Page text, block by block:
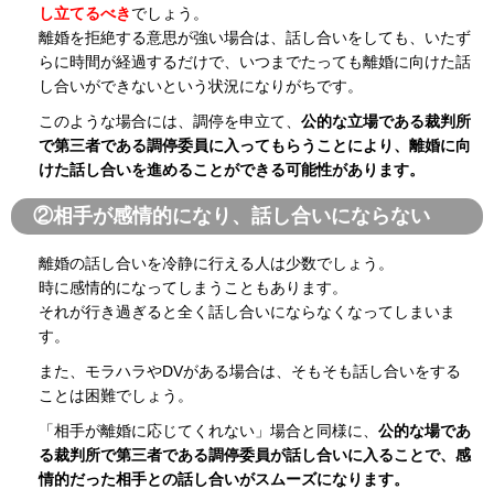
し立てるべきでしょう。
離婚を拒絶する意思が強い場合は、話し合いをしても、いたず
らに時間が経過するだけで、いつまでたっても離婚に向けた話
し合いができないという状況になりがちです。
このような場合には、調停を申立て、 公的な立場である裁判所
で第三者である調停委員に入ってもらうことにより、離婚に向
けた話し合いを進めることができる可能性があります。
②相手が感情的になり、話し合いにならない
離婚の話し合いを冷静に行える人は少数でしょう。
時に感情的になってしまうこともあります。
それが行き過ぎると全く話し合いにならなくなってしまいま
す。
また、モラハラやDVがある場合は、そもそも話し合いをする
ことは困難でしょう。
「相手が離婚に応じてくれない」場合と同様に、 公的な場であ
る裁判所で第三者である調停委員が話し合いに入ることで、感
情的だった相手との話し合いがスムーズになります。